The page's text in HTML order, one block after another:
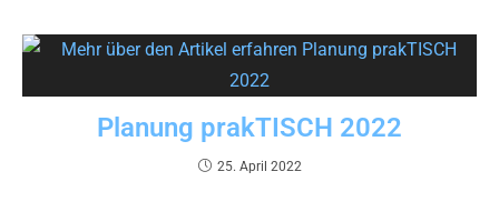
Planung prakTISCH 2022
25. April 2022